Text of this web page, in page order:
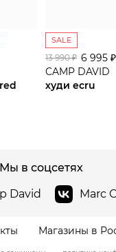
сайте СДЭК
SALE
13 990 ₽ 6 995 ₽
CAMP DAVID
худи ecru
Мы в соцсетях
David
Marc
Магазины в